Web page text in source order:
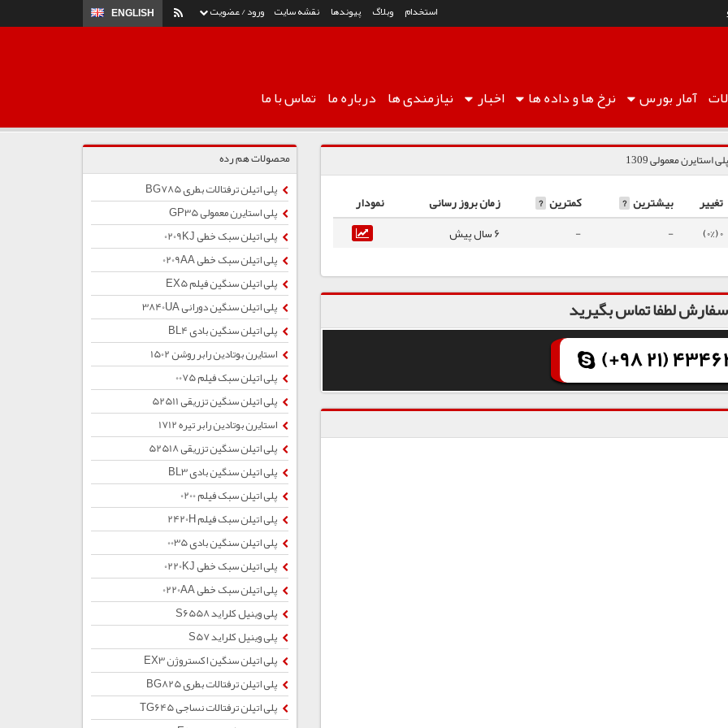
ورود / عضویت ENGLISH استخدام وبلاگ پیوندها نقشه سایت
آماربورس نرخ هاو داده ها اخبار نیازمندی ها درباره ما تماس با ما
پلی استایرن معمولی 1309
تغییر بیشترین ? کمترین ? زمان بروز رسانی
نمودار
0 (0%)
-
- 6 سال پیش
لطفا تماس بگیرید
(+98 21)
محصولات هم رده
پلی اتیلن ترفتالات بطری BG785
پلی استایرن معمولی GP35
پلی اتیلن سبک خطی 0209KJ
پلی اتیلن سبک خطی 0209AA
پلی اتیلن سنگین فیلم EX5
پلی اتیلن سنگین دورانی 3840UA
پلی اتیلن سنگین بادی BL4
استایرن بوتادین رابر روشن 1502
پلی اتیلن سبک فیلم 0075
پلی اتیلن سنگین تزریقی 52511
استایرن بوتادین رابر تیره 1712
پلی اتیلن سنگین تزریقی 52518
پلی اتیلن سنگین بادی BL3
پلی اتیلن سبک فیلم 0200
پلی اتیلن سبک فیلم 2420H
پلی اتیلن سنگین بادی 0035
پلی اتیلن سبک خطی 0220KJ
پلی اتیلن سبک خطی 0220AA
پلی وینیل کلراید S6558
پلی وینیل کلراید S57
پلی اتیلن سنگین اکستروژن EX3
پلی اتیلن ترفتالات بطری BG825
پلی اتیلن ترفتالات نساجی TG645